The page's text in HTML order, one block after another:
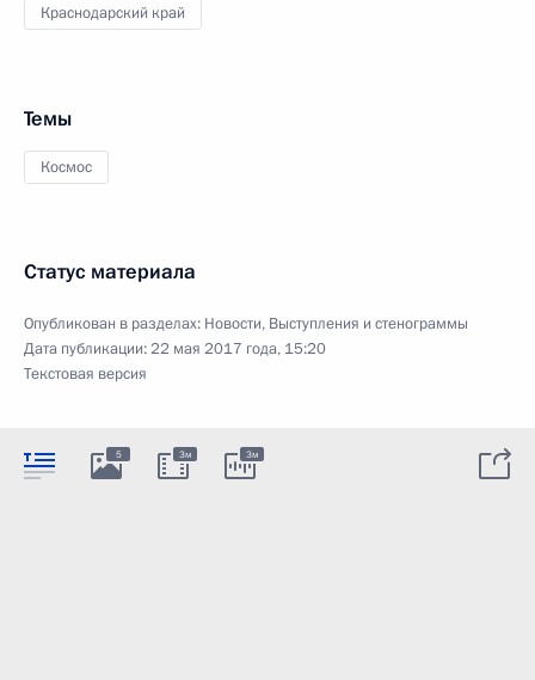
Краснодарский край
Темы
Космос
Статус материала
Опубликован в разделах: Новости, Выступления и стенограммы
Дата публикации:22 мая 2017 года, 15:20
Текстовая версия
5 3м 3м